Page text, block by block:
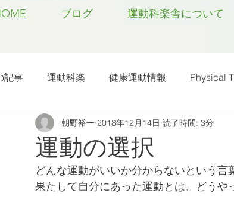
ブログ 運動科楽舎について
記事 運動科楽 健康運動情報 Physical
ちょっと楽 (Entertainment) な話 雑感その他
RWC2019 ラグビー カラダフリー 身体
運動の選択
朝野裕一 2018年12月14日 読了時間: 3分
どんな運動がいいか分からないという言
果たして自分にあった運動とは、どうや